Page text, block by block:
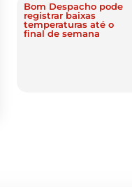
Bom Despacho pode
registrar baixas
temperaturas até o
final de semana